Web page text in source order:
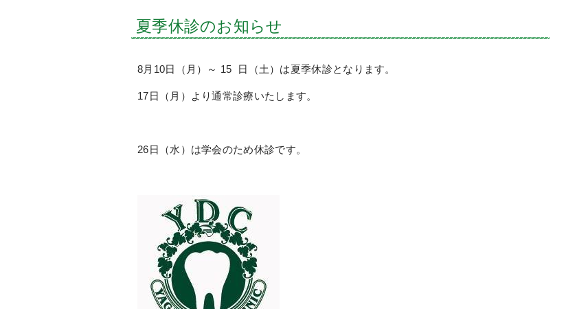
夏季休診のお知らせ
8月10日（月）～ 15 日（土）は夏季休診となります。
17日（月）より通常診療いたします。
26日（水）は学会のため休診です。